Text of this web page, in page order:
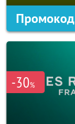
Промокод
-30%